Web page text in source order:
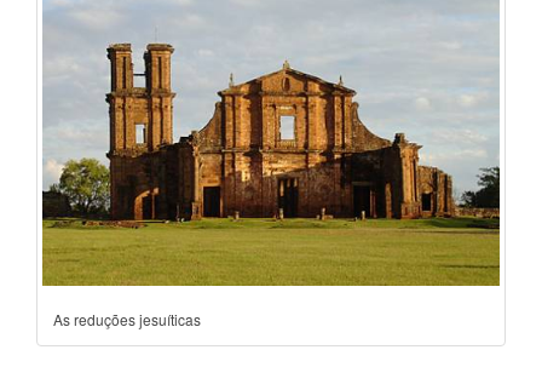
As reduções jesuíticas